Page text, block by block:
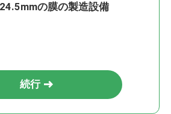
24.5mmの膜の製造設備
続行